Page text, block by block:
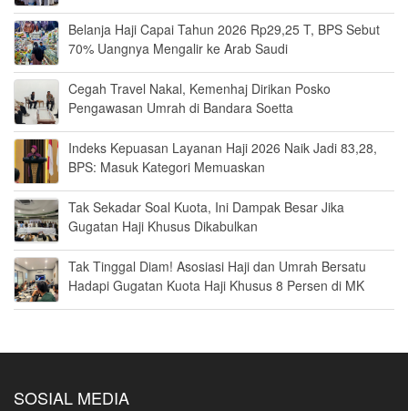
Belanja Haji Capai Tahun 2026 Rp29,25 T, BPS Sebut
70% Uangnya Mengalir ke Arab Saudi
Cegah Travel Nakal, Kemenhaj Dirikan Posko
Pengawasan Umrah di Bandara Soetta
Indeks Kepuasan Layanan Haji 2026 Naik Jadi 83,28,
BPS: Masuk Kategori Memuaskan
Tak Sekadar Soal Kuota, Ini Dampak Besar Jika
Gugatan Haji Khusus Dikabulkan
Tak Tinggal Diam! Asosiasi Haji dan Umrah Bersatu
Hadapi Gugatan Kuota Haji Khusus 8 Persen di MK
SOSIAL MEDIA